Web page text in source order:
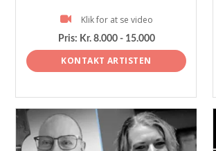
Klik for at se video
Pris: Kr. 8.000 - 15.000
KONTAKT ARTISTEN